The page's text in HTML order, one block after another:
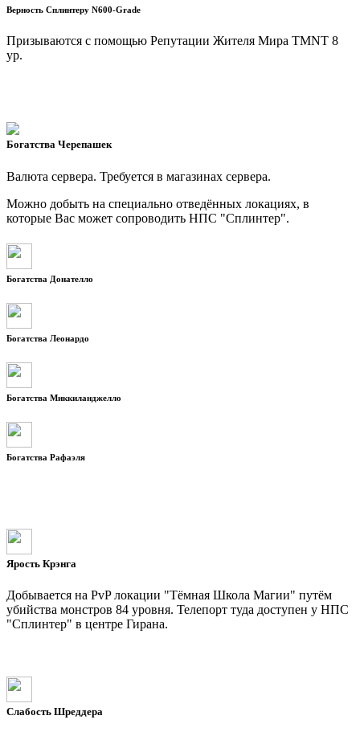
Верность Сплинтеру N600-Gradе
Призываются с помощью Репутации Жителя Мира TMNT 8
ур.
Богатства Черепашек
Валюта сервера. Требуется в магазинах сервера.
Можно добыть на специально отведённых локациях, в
которые Вас может сопроводить НПС "Сплинтер".
Богатства Донателло
Богатства Леонардо
Богатства Миккиланджелло
Богатства Рафаэля
Ярость Крэнга
Добывается на PvP локации "Тёмная Школа Магии" путём
убийства монстров 84 уровня. Телепорт туда доступен у НПС
"Сплинтер" в центре Гирана.
Слабость Шреддера